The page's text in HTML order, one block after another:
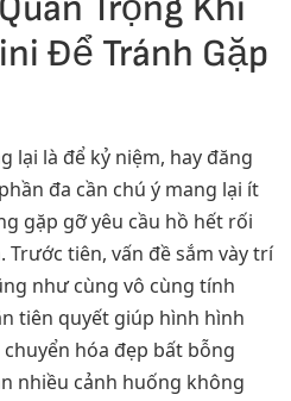
Để Tránh Gặp
lại là để kỷ niệm, hay đăng
đa cần chú ý mang lại ít
gặp gỡ yêu cầu hồ hết rối
tiên, vấn đề sắm vày trí
như cùng vô cùng tính
tiên quyết giúp hình hình
hóa đẹp bất bỗng
nhiều cảnh huống không